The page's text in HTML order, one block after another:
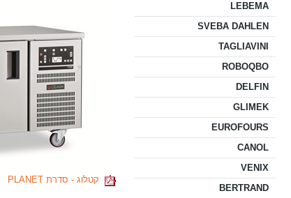
קטלוג - סדרת PLANET
LEBEMA
SVEBA DAHLEN
TAGLIAVINI
ROBOQBO
DELFIN
GLIMEK
EUROFOURS
CANOL
VENIX
BERTRAND